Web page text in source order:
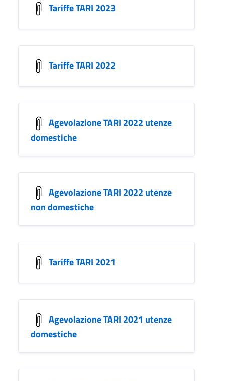
Tariffe TARI 2023
Tariffe TARI 2022
Agevolazione TARI 2022 utenze
domestiche
Agevolazione TARI 2022 utenze
non domestiche
Tariffe TARI 2021
Agevolazione TARI 2021 utenze
domestiche